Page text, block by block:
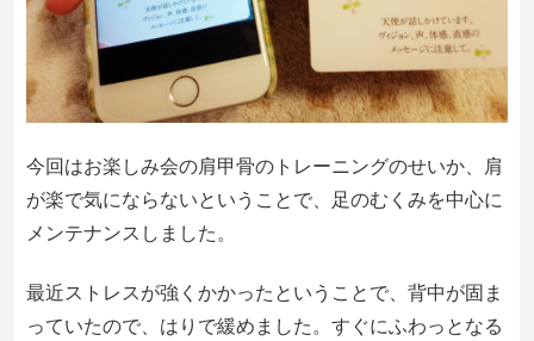
今回はお楽しみ会の肩甲骨のトレーニングのせいか、肩
が楽で気にならないということで、足のむくみを中心に
メンテナンスしました。
最近ストレスが強くかかったということで、背中が固ま
っていたので、はりで緩めました。すぐにふわっとなる